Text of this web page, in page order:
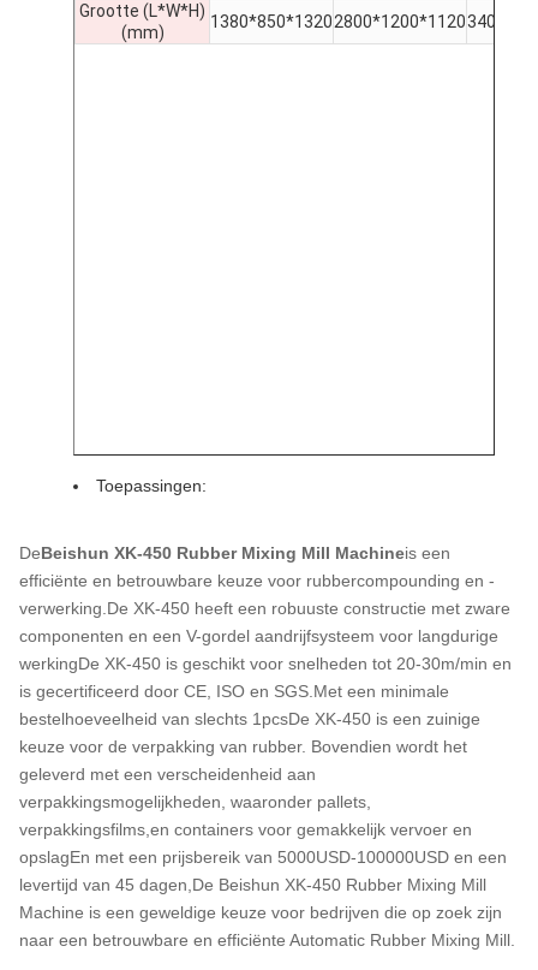
Grootte (L*W*H)
(mm)
1380*850*13202800*1200*1120
Toepassingen:
DeBeishun XK-450 Rubber Mixing Mill Machineis een
efficiënte en betrouwbare keuze voor rubbercompounding en -
verwerking.De XK-450 heeft een robuuste constructie met zware
componenten en een V-gordel aandrijfsysteem voor langdurige
werkingDe XK-450 is geschikt voor snelheden tot 20-30m/min en
is gecertificeerd door CE, ISO en SGS.Met een minimale
bestelhoeveelheid van slechts 1pcsDe XK-450 is een zuinige
keuze voor de verpakking van rubber. Bovendien wordt het
geleverd met een verscheidenheid aan
verpakkingsmogelijkheden, waaronder pallets,
verpakkingsfilms,en containers voor gemakkelijk vervoer en
opslagEn met een prijsbereik van 5000USD-100000USD en een
levertijd van 45 dagen,De Beishun XK-450 Rubber Mixing Mill
Machine is een geweldige keuze voor bedrijven die op zoek zijn
naar een betrouwbare en efficiënte Automatic Rubber Mixing Mill.